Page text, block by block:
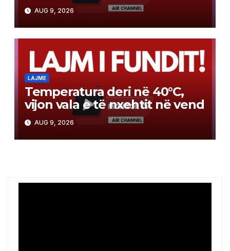
Tinex në Maqedoni
AUG 9, 2026
LAJME
Temperatura deri në 40°C,
vijon vala e të nxehtit në vend
AUG 9, 2026